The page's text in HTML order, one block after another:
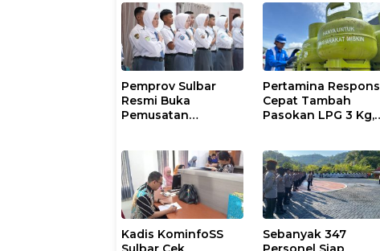
Pemprov Sulbar
Resmi Buka
Pemusatan
Pertamina Respons
Cepat Tambah
Pasokan LPG 3 Kg,
Berlangsung
Kondusif
Kadis KominfoSS
Sebanyak 347